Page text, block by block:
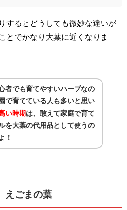
するとどうしても微妙な違いが
とでかなり大葉に近くなりま
者でも育てやすいハーブなの
で育てている人も多いと思い
い時期 は、敢えて家庭で育て
を大葉の代用品として使うの
！
えごまの葉